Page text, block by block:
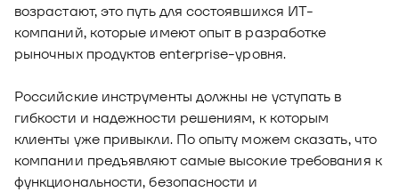
возрастают, это путь для состоявшихся ИТ-
компаний, которые имеют опыт в разработке
рыночных продуктов enterprise-уровня.
Российские инструменты должны не уступать в
гибкости и надежности решениям, к которым
клиенты уже привыкли. По опыту можем сказать, что
компании предъявляют самые высокие требования к
функциональности, безопасности и